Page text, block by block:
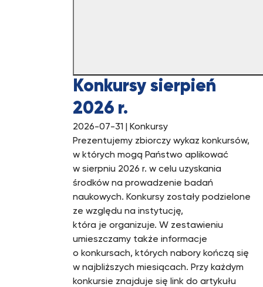
Konkursy sierpień
2026 r.
2026-07-31
| Konkursy
Prezentujemy zbiorczy wykaz konkursów,
w których mogą Państwo aplikować
w sierpniu 2026 r. w celu uzyskania
środków na prowadzenie badań
naukowych. Konkursy zostały podzielone
ze względu na instytucję,
która je organizuje. W zestawieniu
umieszczamy także informacje
o konkursach, których nabory kończą się
w najbliższych miesiącach. Przy każdym
konkursie znajduje się link do artykułu